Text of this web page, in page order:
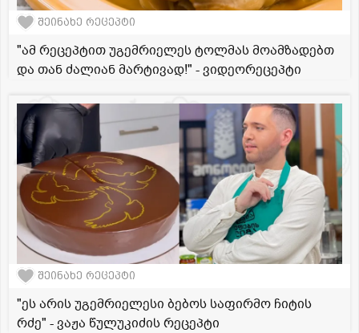
შეინახე რეცეპტი
"ამ რეცეპტით უგემრიელეს ტოლმას მოამზადებთ
და თან ძალიან მარტივად!" - ვიდეორეცეპტი
შეინახე რეცეპტი
"ეს არის უგემრიელესი ბებოს საფირმო ჩიტის
რძე" - ვაჟა წულუკიძის რეცეპტი